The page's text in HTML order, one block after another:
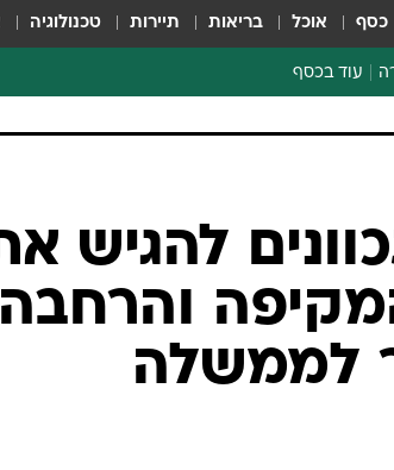
כסף אוכל בריאות תיירות טכנולוגיה
עוד בכסף
ספורט ביזנס
להגיש
והרחבה
לממשלה